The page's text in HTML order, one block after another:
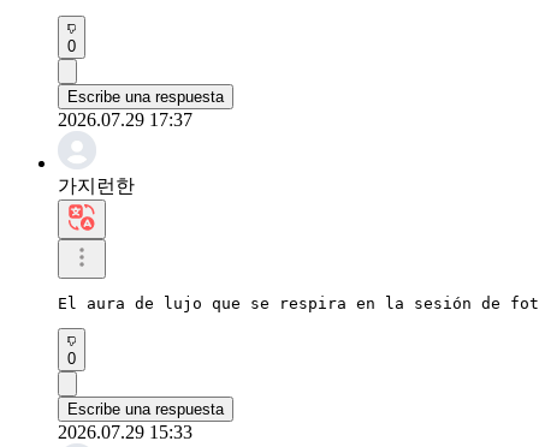
0
Escribe una respuesta
2026.07.29 17:37
가지런한
El aura de lujo que se respira en la sesión de
0
Escribe una respuesta
2026.07.29 15:33